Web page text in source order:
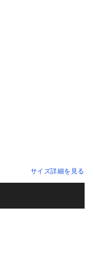
サイズ詳細を見る